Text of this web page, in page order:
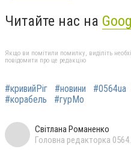
Читайте нас на
Якщо ви помітили помилку, виділіть
повідомити про це редакцію
#кривийРіг #новини #0564ua
#корабель
#гурМо
Світлана Романенко
Головна редакторка